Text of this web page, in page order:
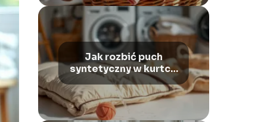
Jak rozbić puch
syntetyczny w kurtce
po praniu?
Sprawdzone sposoby